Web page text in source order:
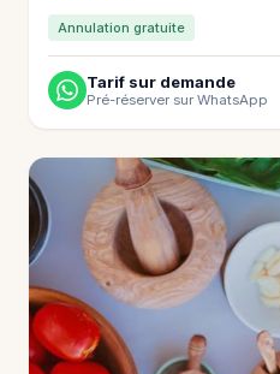
Annulation gratuite
Tarif sur demande
Pré-réserver sur WhatsApp